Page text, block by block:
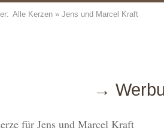
Alle Kerzen » Jens und Marcel Kraft
→
für Jens und Marcel Kraft